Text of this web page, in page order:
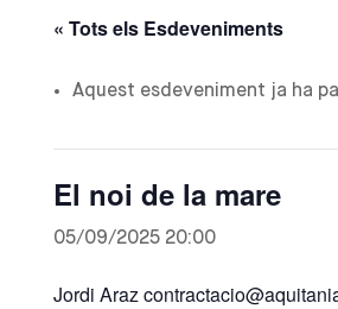
« Tots els Esdeveniments
Aquest esdeveniment ja ha
El noi de la mare
05/09/2025 20:00
Jordi Araz